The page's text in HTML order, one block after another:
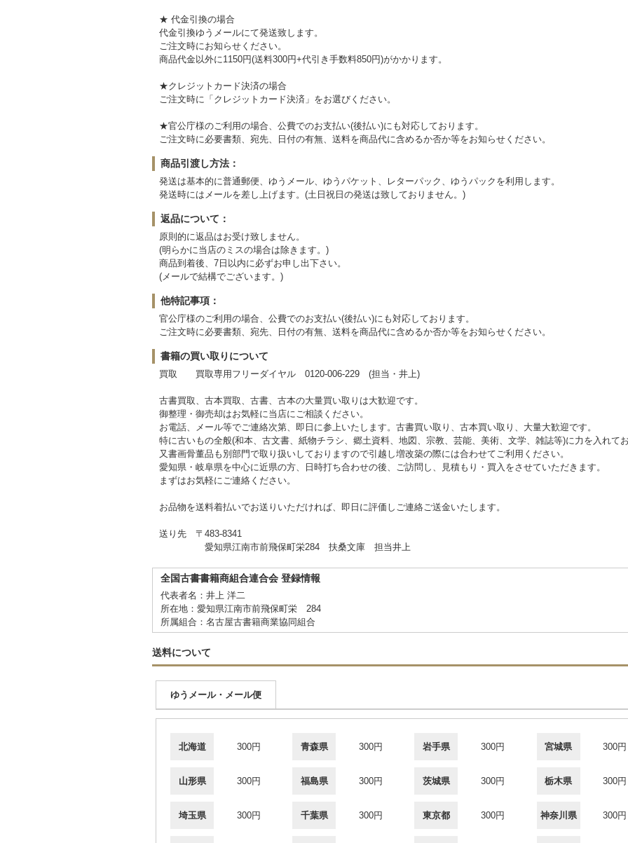
★ 代金引換の場合
代金引換ゆうメールにて発送致します。
ご注文時にお知らせください。
商品代金以外に1150円(送料300円+代引き手数料850円)がかかります。
★クレジットカード決済の場合
ご注文時に「クレジットカード決済」をお選びください。
★官公庁様のご利用の場合、公費でのお支払い(後払い)にも対応しております。
ご注文時に必要書類、宛先、日付の有無、送料を商品代に含めるか否か等をお知らせください。
商品引渡し方法：
発送は基本的に普通郵便、ゆうメール、ゆうパケット、レターパック、ゆうパックを利用します。
発送時にはメールを差し上げます。(土日祝日の発送は致しておりません。)
返品について：
原則的に返品はお受け致しません。
(明らかに当店のミスの場合は除きます。)
商品到着後、7日以内に必ずお申し出下さい。
(メールで結構でございます。)
他特記事項：
官公庁様のご利用の場合、公費でのお支払い(後払い)にも対応しております。
ご注文時に必要書類、宛先、日付の有無、送料を商品代に含めるか否か等をお知らせください。
書籍の買い取りについて
買取 買取専用フリーダイヤル 0120-006-229 (担当・井上)
古書買取、古本買取、古書、古本の大量買い取りは大歓迎です。
御整理・御売却はお気軽に当店にご相談ください。
お電話、メール等でご連絡次第、即日に参上いたします。古書買い取り、古本買い取り、大量大歓迎です。
特に古いもの全般(和本、古文書、紙物チラシ、郷土資料、地図、宗教、芸能、美術、文学、雑誌等)に力を入れてお
又書画骨董品も別部門で取り扱いしておりますので引越し増改築の際には合わせてご利用ください。
愛知県・岐阜県を中心に近県の方、日時打ち合わせの後、ご訪問し、見積もり・買入をさせていただきます。
まずはお気軽にご連絡ください。
お品物を送料着払いでお送りいただければ、即日に評価しご連絡ご送金いたします。
送り先 〒483-8341
愛知県江南市前飛保町栄284 扶桑文庫 担当井上
全国古書書籍商組合連合会 登録情報
代表者名：井上 洋二
所在地：愛知県江南市前飛保町栄 284
所属組合：名古屋古書籍商業協同組合
送料について
ゆうメール・メール便
北海道 300円 青森県 300円 岩手県 300円 宮城県 300円
山形県 300円 福島県 300円 茨城県 300円 栃木県 300円
埼玉県 300円 千葉県 300円 東京都 300円 神奈川県 300円